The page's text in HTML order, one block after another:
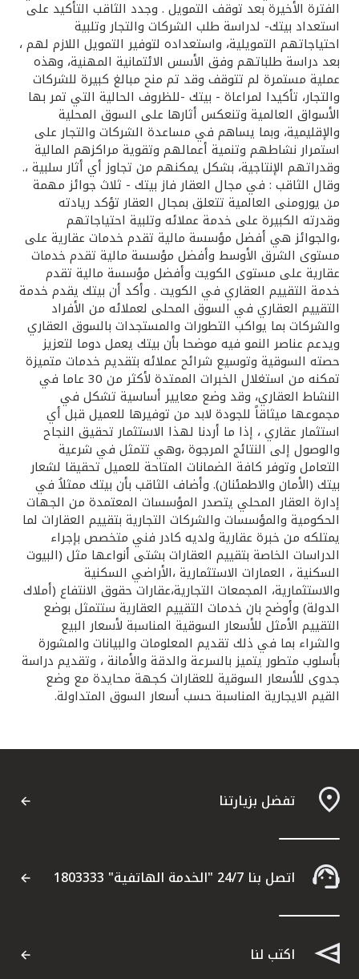
مملكة البحرين
الفترة الأخيرة بعد توقف التمويل . وجدد الثاقب التأكيد على
استعداد بيتك- لدراسة طلب الشركات والتجار وتلبية
احتياجاتهم التمويلية، واستعداده لتوفير التمويل اللازم لهم ،
بعد دراسة طلباتهم وفق الأسس الائتمانية المهنية، وهذه
عملية مستمرة لم تتوقف وقد تم منح مبالغ كبيرة للشركات
والتجار، تأكيدا لمراعاة - بيتك -للظروف الحالية التي تمر بها
الأسواق العالمية وتنعكس أثارها على السوق المحلية
والإقليمية، وبما يساهم في مساعدة الشركات والتجار على
استمرار نشاطهم وتنمية أعمالهم وتقوية مراكزهم المالية
وقدراتهم الإنتاجية، بشكل يمكنهم من تجاوز أي أثار سلبية ،.
وقال الثاقب : في مجال العقار فاز بيتك - ثلاث جوائز مهمة
من يورومنى العالمية تتعلق بمجال العقار تؤكد ريادته
وقدرته الكبيرة على خدمة عملائه وتلبية احتياجاتهم
،والجوائز هي أفضل مؤسسة مالية تقدم خدمات عقارية على
مستوى الشرق الأوسط وأفضل مؤسسة مالية تقدم خدمات
عقارية على مستوى الكويت وأفضل مؤسسة مالية تقدم
خدمة التقييم العقاري في الكويت . وأكد أن بيتك يقدم خدمة
التقييم العقاري في السوق المحلى لعملائه من الأفراد
والشركات بما يواكب التطورات والمستجدات بالسوق العقاري
ويدعم عناصر النمو فيه موضحا بأن بيتك يعمل دوما لتعزيز
حصته السوقية وتوسيع شرائح عملائه بتقديم خدمات متميزة
تمكنه من استغلال الخبرات الممتدة لأكثر من 30 عاما في
النشاط العقاري، وقد وضع معايير أساسية تشكل في
مجموعها ميثاقاً للجودة لابد من توفيرها للعميل قبل أي
استثمار عقاري ، إذا ما أردنا لهذا الاستثمار تحقيق النجاح
والوصول إلى النتائج المرجوة ،وهي تتمثل في شرعية
التعامل وتوفر كافة الضمانات المتاحة للعميل تحقيقا لشعار
بيتك (الأمان والاطمئنان). وأضاف الثاقب بأن بيتك ممثلاُ في
إدارة العقار المحلي يتصدر المؤسسات المعتمدة من الجهات
الحكومية والمؤسسات والشركات التجارية بتقييم العقارات لما
يمتلكه من خبرة عقارية ولديه كادر فني متخصص بإجراء
الدراسات الخاصة بتقييم العقارات بشتى أنواعها مثل (البيوت
السكنية ، العمارات الاستثمارية ،الأراضي السكنية
والاستثمارية، المجمعات التجارية،عقارات حقوق الانتفاع (أملاك
الدولة) وأوضح بان خدمات التقييم العقارية ستتمثل بوضع
التقييم الأمثل للأسعار السوقية المناسبة لأسعار البيع
والشراء بما في ذلك تقديم المعلومات والبيانات والمشورة
بأسلوب متطور يتميز بالسرعة والدقة والأمانة ، وتقديم دراسة
جدوى للأسعار السوقية للعقارات كجهة محايدة مع وضع
القيم الايجارية المناسبة حسب أسعار السوق المتداولة.
تفضل بزيارتنا
اتصل بنا 24/7 "الخدمة الهاتفية" 1803333
اكتب لنا